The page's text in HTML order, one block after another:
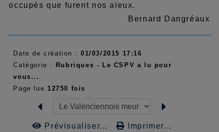
occupés que furent nos aïeux.
Bernard Dangréaux
Date de création : 01/03/2015 17:16
Catégorie :
Rubriques - Le CSPV a lu pour
vous...
Page lue 12750 fois
Prévisualiser... Imprimer...